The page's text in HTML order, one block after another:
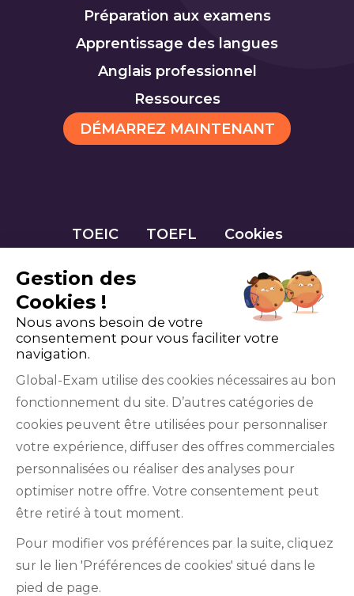
Préparation aux examens
Apprentissage des langues
Anglais professionnel
Ressources
DÉMARREZ MAINTENANT
TOEIC TOEFL Cookies
YouTube
institutions qui gèrent les examens officiels du
Gestion des
Cookies !
Nous avons besoin de votre
consentement pour vous faciliter votre
navigation.
Global-Exam utilise des cookies nécessaires au bon
fonctionnement du site. D’autres catégories de
cookies peuvent être utilisées pour personnaliser
votre expérience, diffuser des offres commerciales
personnalisées ou réaliser des analyses pour
optimiser notre offre. Votre consentement peut
être retiré à tout moment.
Pour modifier vos préférences par la suite, cliquez
sur le lien 'Préférences de cookies' situé dans le
pied de page.